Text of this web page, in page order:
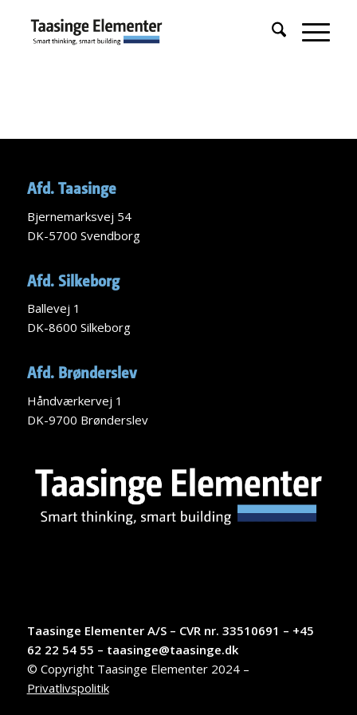
Afd. Taasinge
Bjernemarksvej 54
DK-5700 Svendborg
Afd. Silkeborg
Ballevej 1
DK-8600 Silkeborg
Afd. Brønderslev
Håndværkervej 1
DK-9700 Brønderslev
Taasinge Elementer A/S – CVR nr. 33510691 – +45
62 22 54 55 – taasinge@taasinge.dk
© Copyright Taasinge Elementer 2024 –
Privatlivspolitik